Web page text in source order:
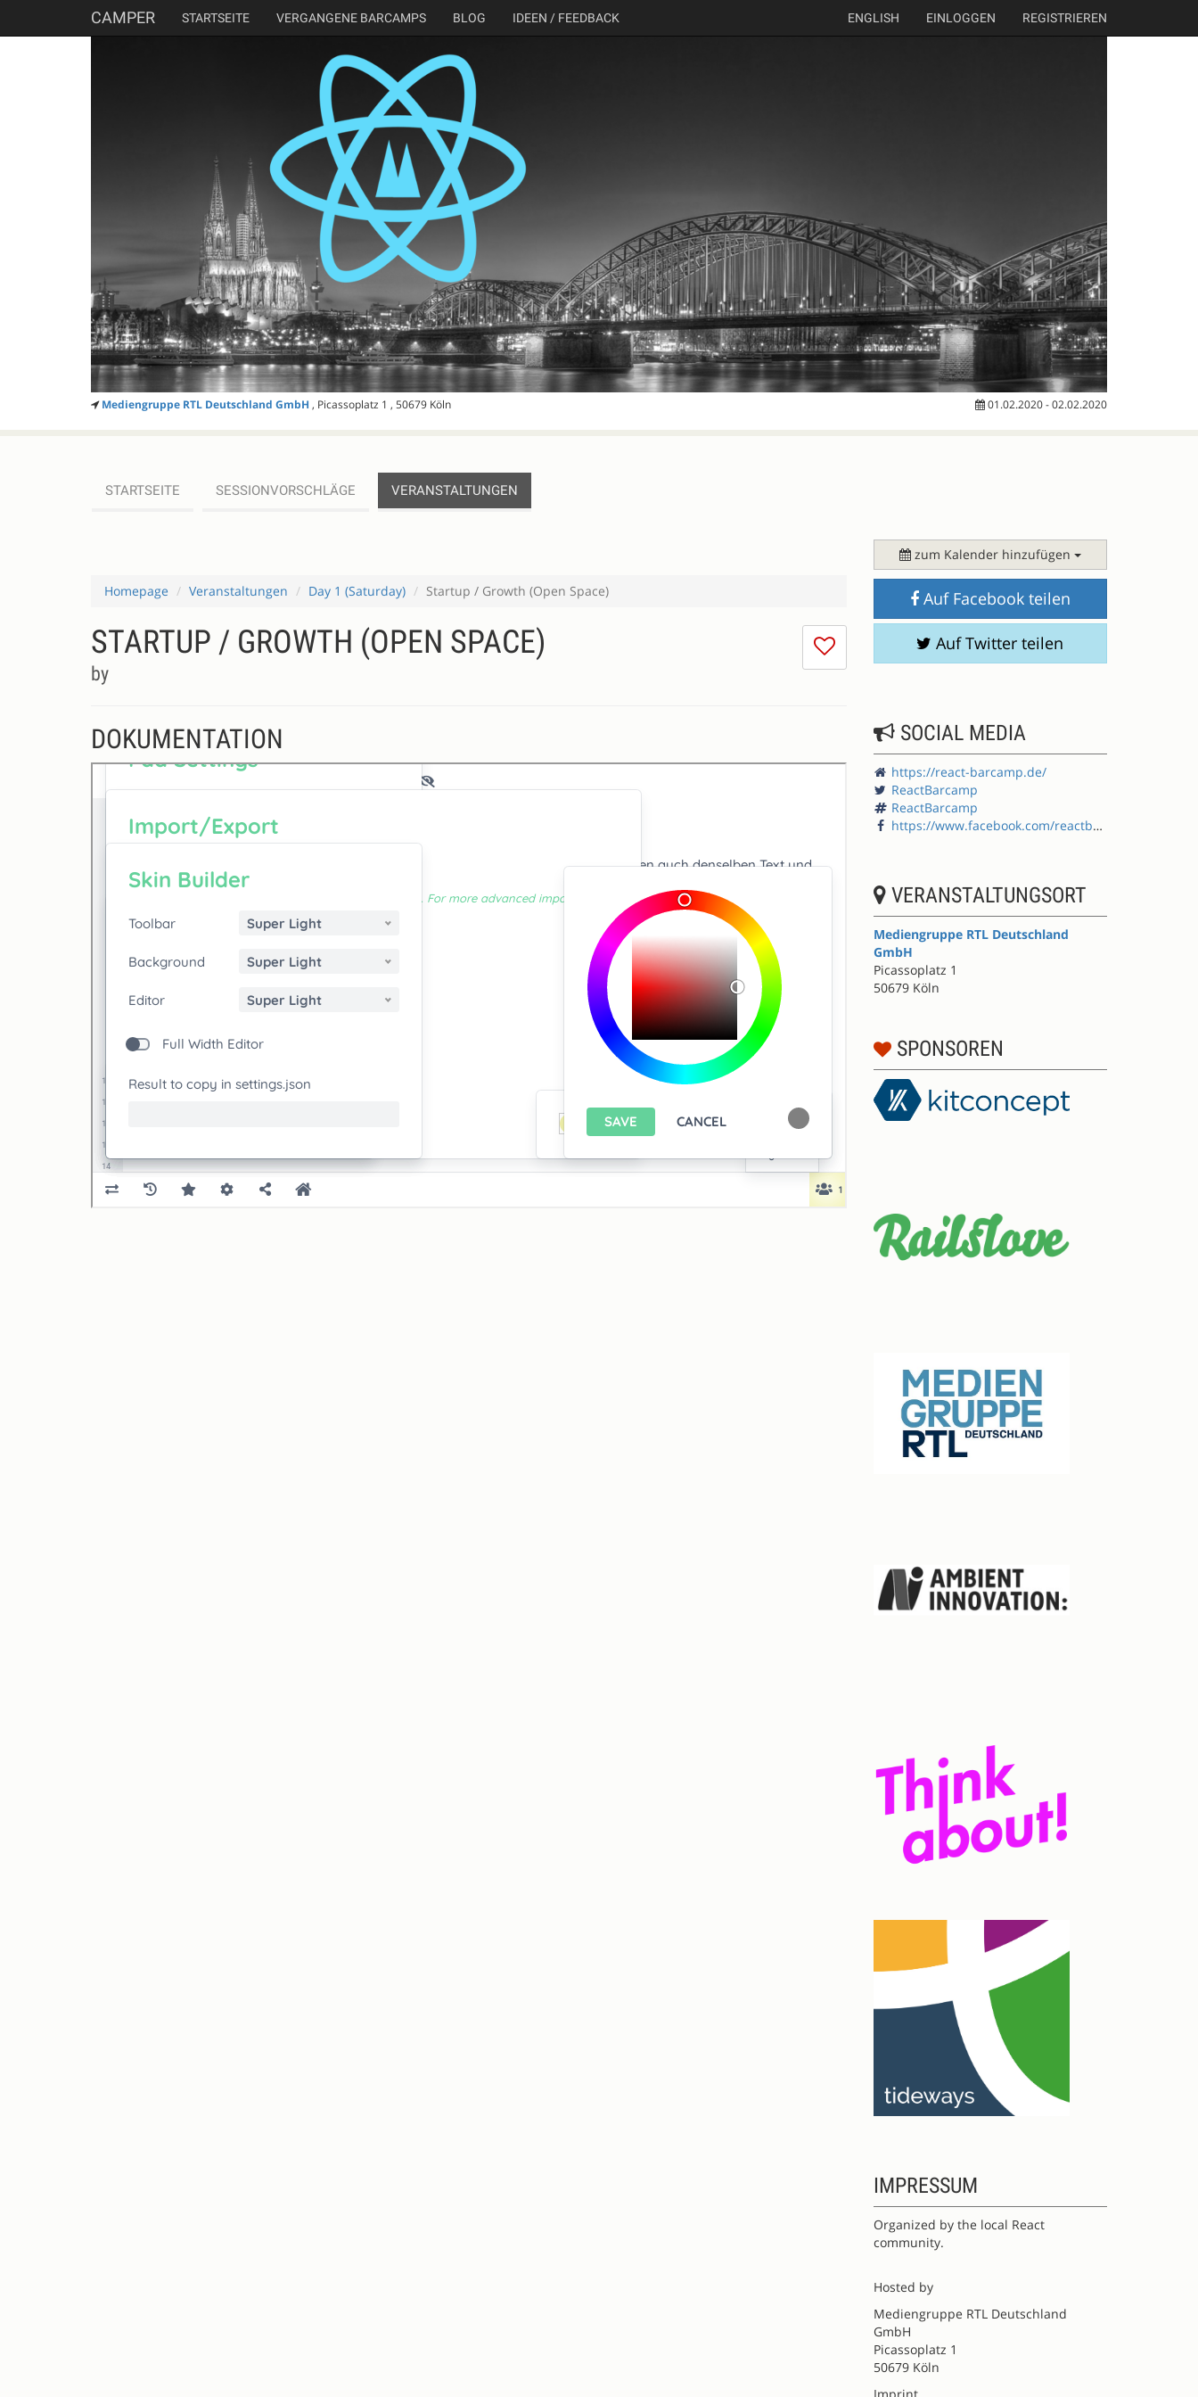
CAMPER STARTSEITE VERGANGENE BARCAMPS BLOG IDEEN / FEEDBACK ENGLISH EINLOGGEN REGISTRIEREN
Mediengruppe RTL Deutschland GmbH , Picassoplatz 1 , 50679 Köln 01.02.2020 - 02.02.2020
STARTSEITE SESSIONVORSCHLÄGE VERANSTALTUNGEN
Homepage Veranstaltungen Day 1 (Saturday) Startup / Growth (Open Space)
Ich
mag
nicht
STARTUP / GROWTH (OPEN SPACE)
by
DOKUMENTATION
zum Kalender hinzufügen
Auf Facebook teilen
Auf Twitter teilen
SOCIAL MEDIA
https://react-barcamp.de/
ReactBarcamp
ReactBarcamp
https://www.facebook.com/reactbarcamp/
VERANSTALTUNGSORT
Mediengruppe RTL Deutschland
GmbH
Picassoplatz 1
50679 Köln
SPONSOREN
IMPRESSUM
Organized by the local React
community.
Hosted by
Mediengruppe RTL Deutschland
GmbH
Picassoplatz 1
50679 Köln